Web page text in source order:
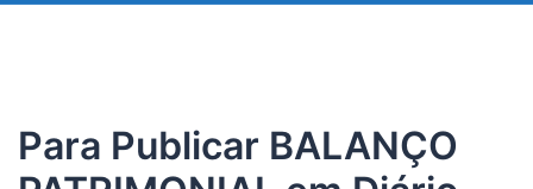
Para Publicar BALANÇO